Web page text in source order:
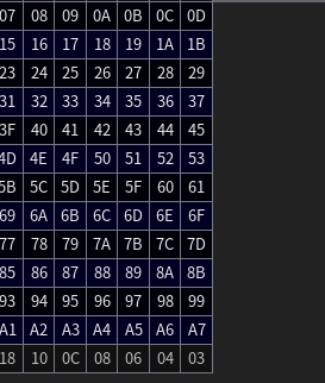
07 08 09 0A 0B 0C 0D
15 16 17 18 19 1A
1B
23 24 25 26 27 28
29
31 32 33 34 35 36
37
3F 40 41 42 43 44
45
4E 4F 50 51 52
53
5C 5D 5E 5F 60
61
69 6A 6B 6C 6D 6E
6F
77 78 79 7A 7B 7C 7D
85 86 87 88 89 8A 8B
93 94 95 96 97 98
99
A1 A2 A3 A4 A5 A6
A7
18 10 0C 08 06 04 03